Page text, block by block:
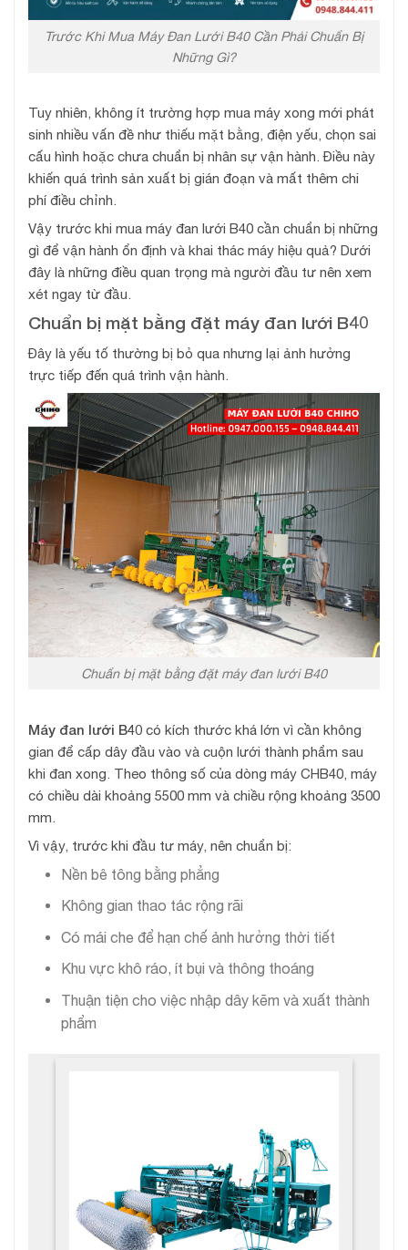
Trước Khi Mua Máy Đan Lưới B40 Cần Phải Chuẩn Bị
Những Gì?
Tuy nhiên, không ít trường hợp mua máy xong mới phát
sinh nhiều vấn đề như thiếu mặt bằng, điện yếu, chọn sai
cấu hình hoặc chưa chuẩn bị nhân sự vận hành. Điều này
khiến quá trình sản xuất bị gián đoạn và mất thêm chi
phí điều chỉnh.
Vậy trước khi mua máy đan lưới B40 cần chuẩn bị những
gì để vận hành ổn định và khai thác máy hiệu quả? Dưới
đây là những điều quan trọng mà người đầu tư nên xem
xét ngay từ đầu.
Chuẩn bị mặt bằng đặt máy đan lưới B40
Đây là yếu tố thường bị bỏ qua nhưng lại ảnh hưởng
trực tiếp đến quá trình vận hành.
Chuẩn bị mặt bằng đặt máy đan lưới B40
Máy đan lưới B40 có kích thước khá lớn vì cần không
gian để cấp dây đầu vào và cuộn lưới thành phẩm sau
khi đan xong. Theo thông số của dòng máy CHB40, máy
có chiều dài khoảng 5500 mm và chiều rộng khoảng 3500
mm.
Vì vậy, trước khi đầu tư máy, nên chuẩn bị:
Nền bê tông bằng phẳng
Không gian thao tác rộng rãi
Có mái che để hạn chế ảnh hưởng thời tiết
Khu vực khô ráo, ít bụi và thông thoáng
Thuận tiện cho việc nhập dây kẽm và xuất thành
phẩm